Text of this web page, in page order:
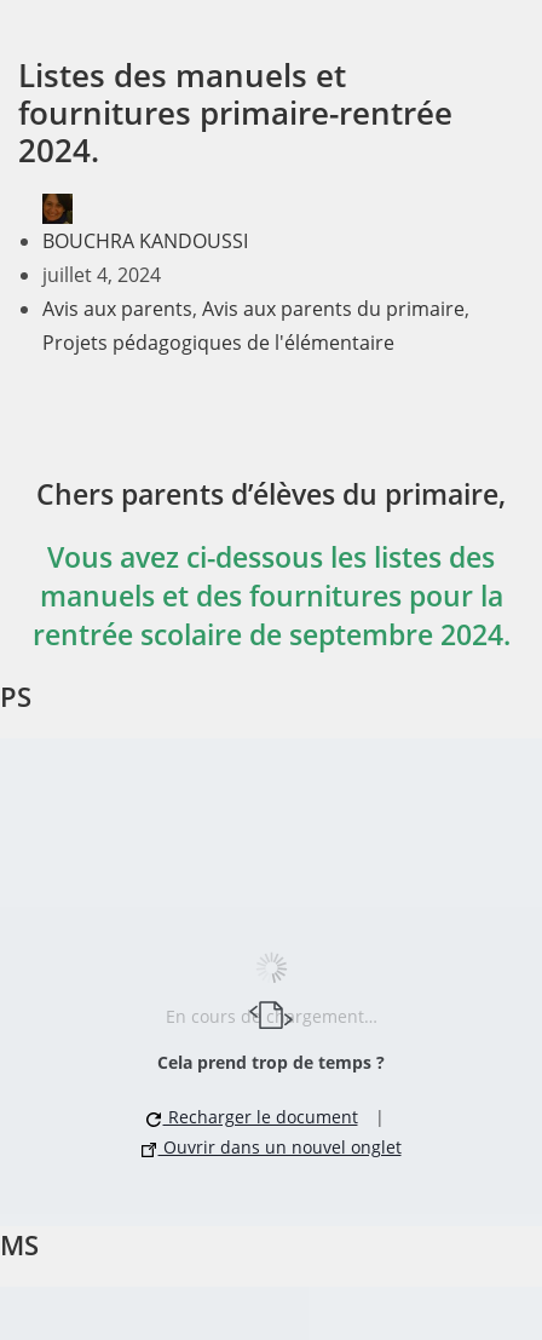
Listes des manuels et
fournitures primaire-rentrée
2024.
BOUCHRA KANDOUSSI
juillet 4, 2024
Avis aux parents, Avis aux parents du primaire,
Projets pédagogiques de l'élémentaire
Chers parents d’élèves du primaire,
Vous avez ci-dessous les listes des
manuels et des fournitures pour la
rentrée scolaire de septembre 2024.
PS
En cours de chargement…
Cela prend trop de temps ?
Recharger le document
|
Ouvrir dans un nouvel onglet
MS